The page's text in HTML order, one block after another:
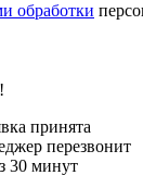
обработки
принята
перезвонит
30 минут